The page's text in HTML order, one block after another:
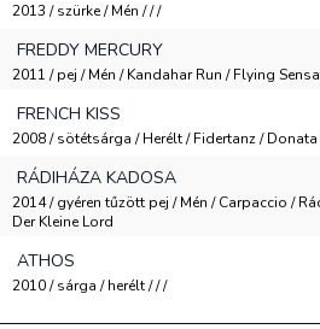
2013 / szürke / Mén / / /
FREDDY MERCURY
2011 / pej / Mén / Kandahar Run / Flying
FRENCH KISS
2008 / sötétsárga / Herélt / Fidertanz /
RÁDIHÁZA KADOSA
2014 / gyéren tűzött pej / Mén / Carpaccio /
Der Kleine Lord
ATHOS
2010 / sárga / herélt / / /